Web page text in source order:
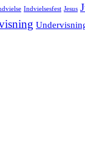
Indvielsesfest Jesus